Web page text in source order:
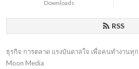
Downloads
RSS
ธุรกิจ การตลาด แรงบันดาลใจ เพื่อคนทำงานทุ
Moon Media